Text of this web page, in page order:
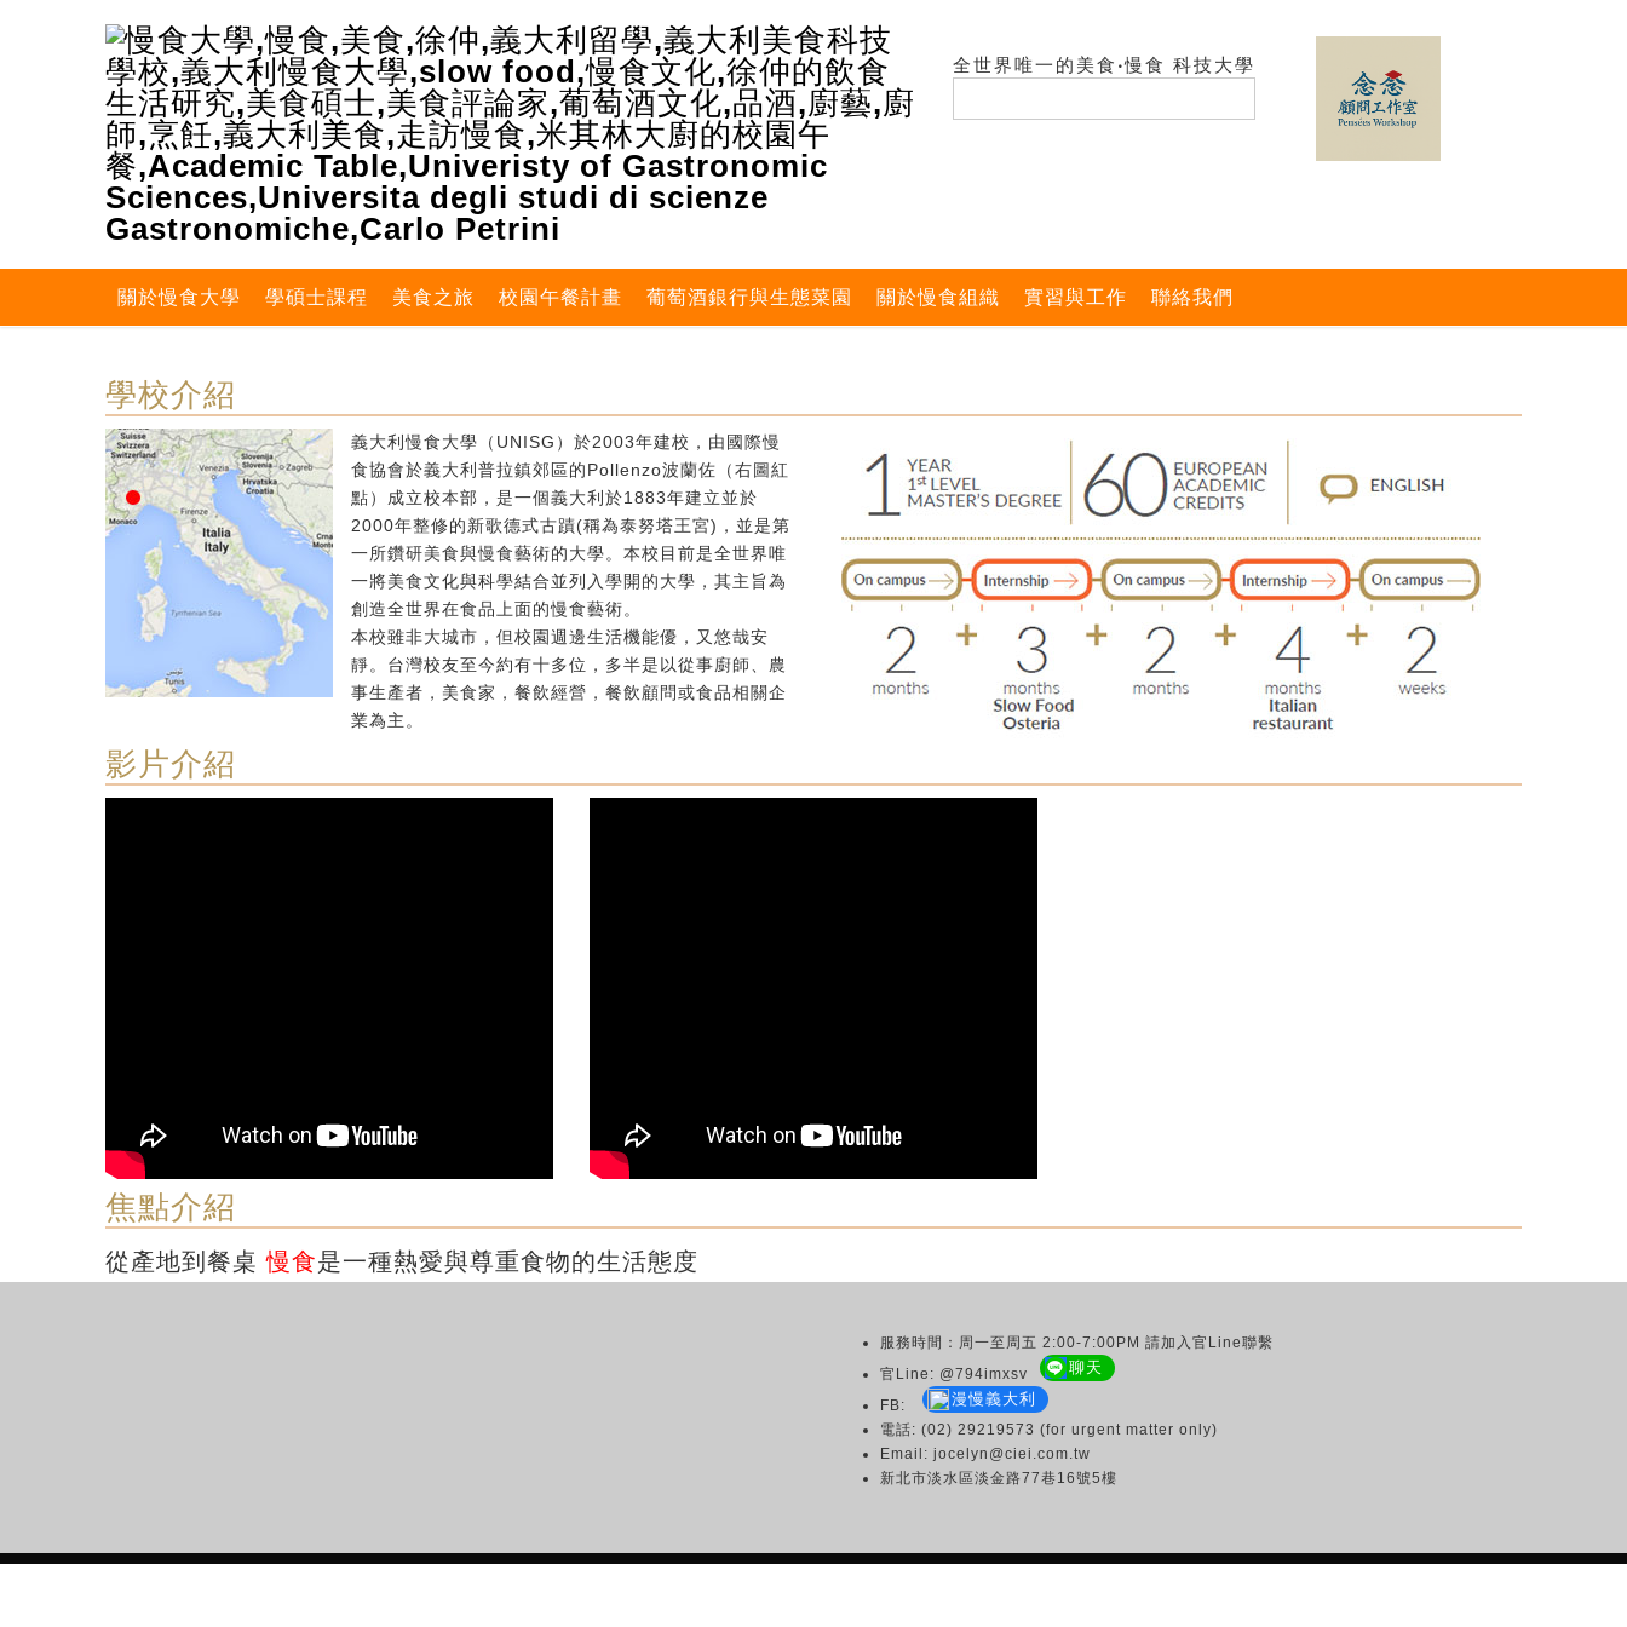
全世界唯一的美食‧慢食 科技大學
關於慢食大學 學碩士課程 美食之旅 校園午餐計畫 葡萄酒銀行與生態菜園 關於慢食組織 實習與工作 聯絡我們
學校介紹
義大利慢食大學（UNISG）於2003年建校，由國際慢
食協會於義大利普拉鎮郊區的Pollenzo波蘭佐（右圖紅
點）成立校本部，是一個義大利於1883年建立並於
2000年整修的新歌德式古蹟(稱為泰努塔王宮)，並是第
一所鑽研美食與慢食藝術的大學。本校目前是全世界唯
一將美食文化與科學結合並列入學開的大學，其主旨為
創造全世界在食品上面的慢食藝術。
本校雖非大城市，但校園週邊生活機能優，又悠哉安
靜。台灣校友至今約有十多位，多半是以從事廚師、農
事生產者，美食家，餐飲經營，餐飲顧問或食品相關企
業為主。
影片介紹
焦點介紹
從產地到餐桌慢食是一種熱愛與尊重食物的生活態度
服務時間：周一至周五 2:00-7:00PM 請加入官Line聯繫
官Line: @794imxsv
聊天
FB: 漫慢義大利
電話: (02) 29219573 (for urgent matter only)
Email: jocelyn@ciei.com.tw
新北市淡水區淡金路77巷16號5樓